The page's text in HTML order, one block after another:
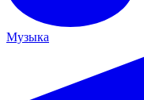
Музыка